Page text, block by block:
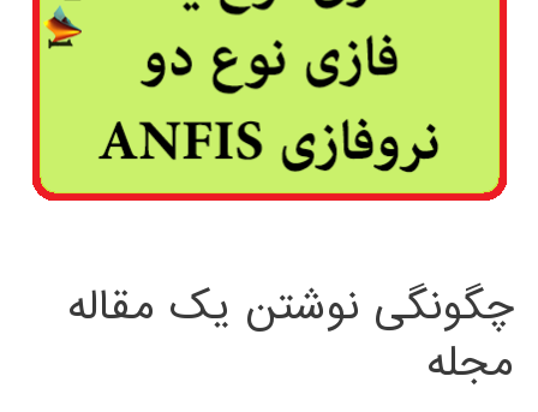
چگونگی نوشتن یک مقاله
مجله